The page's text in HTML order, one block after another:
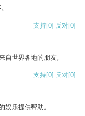
支持[0] 反对[0]
自世界各地的朋友。
支持[0] 反对[0]
娱乐提供帮助。